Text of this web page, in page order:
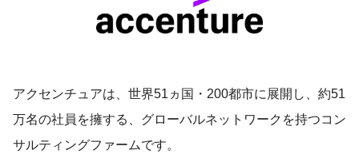
アクセンチュアは、世界51ヵ国・200都市に展開し、約51
万名の社員を擁する、グローバルネットワークを持つコン
サルティングファームです。